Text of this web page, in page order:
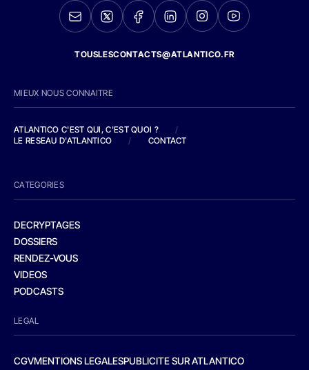
TOUSLESCONTACTS@ATLANTICO.FR
MIEUX NOUS CONNAITRE
ATLANTICO C'EST QUI, C'EST QUOI ?
/
LE RESEAU D'ATLANTICO
/ CONTACT
CATEGORIES
DECRYPTAGES
DOSSIERS
RENDEZ-VOUS
VIDEOS
PODCASTS
LEGAL
CGVMENTIONS LEGALESPUBLICITE SUR ATLANTICO